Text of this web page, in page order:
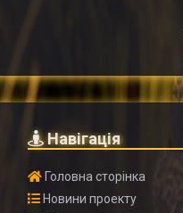
Навігація
Головна сторінка
Новини проекту